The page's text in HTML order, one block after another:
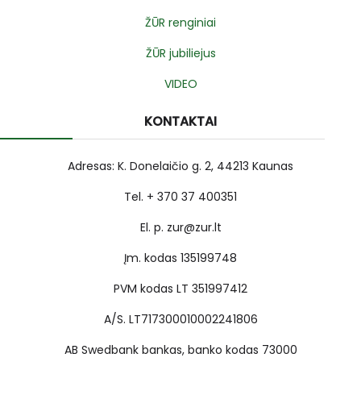
ŽŪR renginiai
ŽŪR jubiliejus
VIDEO
KONTAKTAI
Adresas: K. Donelaičio g. 2, 44213 Kaunas
Tel. + 370 37 400351
El. p. zur@zur.lt
Įm. kodas 135199748
PVM kodas LT 351997412
A/S. LT717300010002241806
AB Swedbank bankas, banko kodas 73000